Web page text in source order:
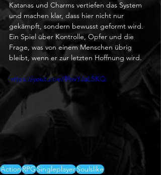
Katanas und Charms vertiefen das System
und machen klar, dass hier nicht nur
gekämpft, sondern bewusst geformt wird.
Ein Spiel über Kontrolle, Opfer und die
Frage, was von einem Menschen übrig
bleibt, wenn er zur letzten Hoffnung wird.
https://youtu.be/ilAwYJaLSKQ
ActionRPGSingleplayerSoulslike